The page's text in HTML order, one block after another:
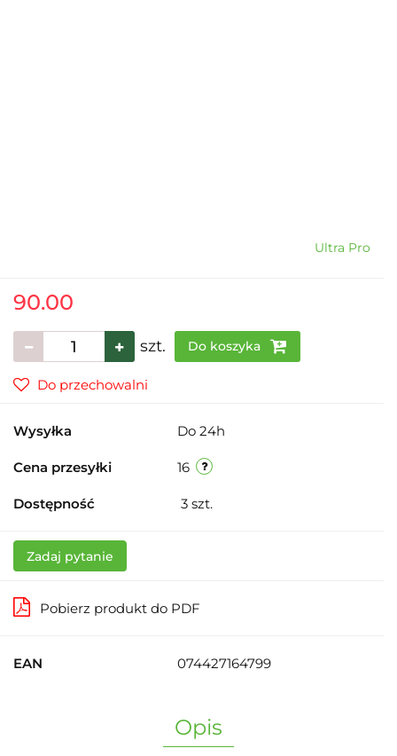
Ultra Pro
90.00
szt. Do koszyka
Do przechowalni
Wysyłka Do 24h
Cena przesyłki 16
Dostępność 3 szt.
Zadaj pytanie
Pobierz produkt do PDF
EAN 074427164799
Opis